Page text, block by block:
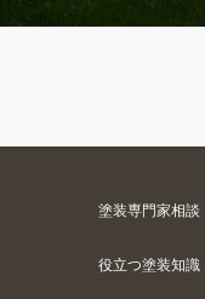
塗装専門家相談
役立つ塗装知識